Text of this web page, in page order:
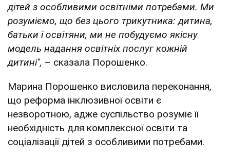
дітей з особливими освітніми потребами. Ми
розуміємо, що без цього трикутника: дитина,
батьки і освітяни, ми не побудуємо якісну
модель надання освітніх послуг кожній
дитині", – сказала Порошенко.
Марина Порошенко висловила переконання,
що реформа інклюзивної освіти є
незворотною, адже суспільство розуміє її
необхідність для комплексної освіти та
соціалізації дітей з особливими потребами.